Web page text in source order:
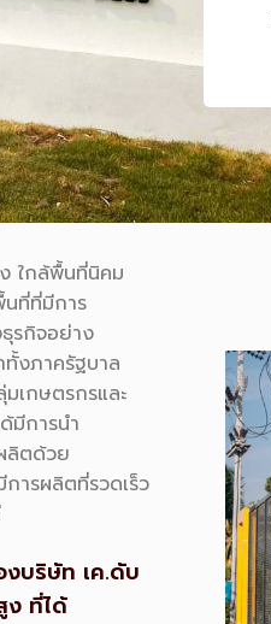
ใกล้พื้นที่นิคม
ที่ที่มีการ
รกิจอย่าง
งภาครัฐบาล
เกษตรกรและ
มีการนำ
ลิตด้วย
ารผลิตที่รวดเร็ว
บริษัท เค.ดับ
ง ที่ได้